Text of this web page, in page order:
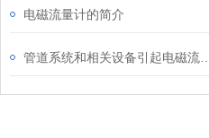
电磁流量计的简介